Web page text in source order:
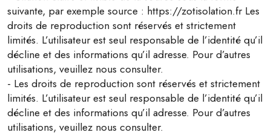
suivante, par exemple source : https://zotisolation.fr Les
droits de reproduction sont réservés et strictement
limités. L’utilisateur est seul responsable de l’identité qu’il
décline et des informations qu’il adresse. Pour d’autres
utilisations, veuillez nous consulter.
- Les droits de reproduction sont réservés et strictement
limités. L’utilisateur est seul responsable de l’identité qu’il
décline et des informations qu’il adresse. Pour d’autres
utilisations, veuillez nous consulter.